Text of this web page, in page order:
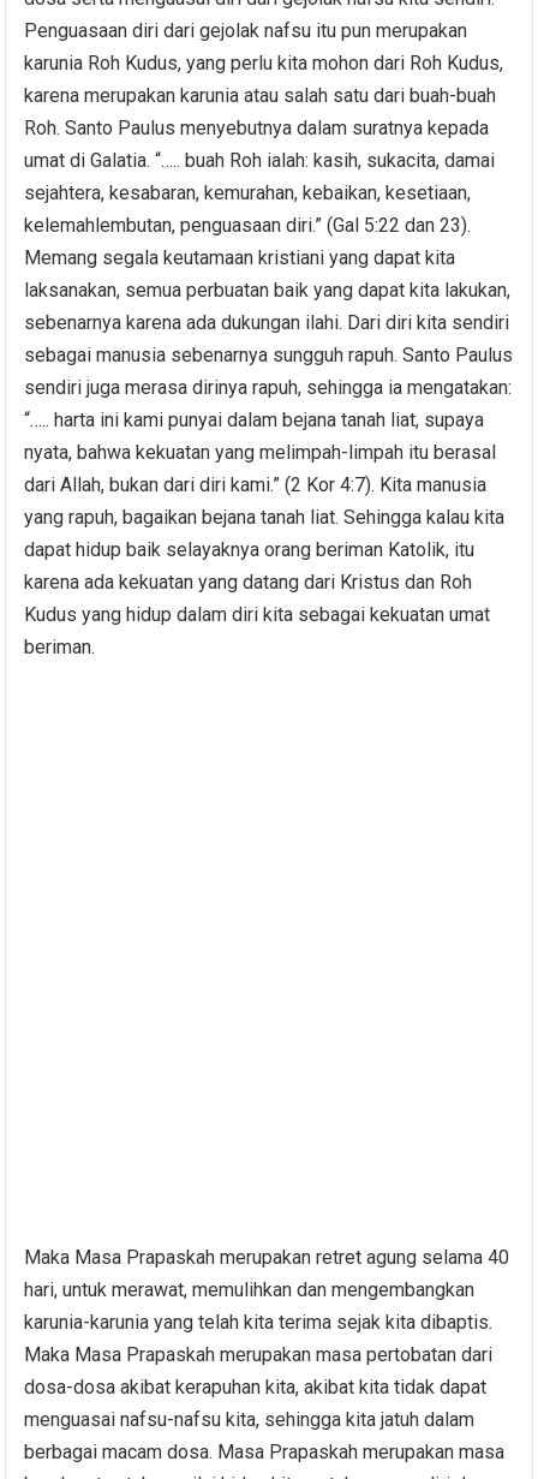
Penguasaan diri dari gejolak nafsu itu pun merupakan
karunia Roh Kudus, yang perlu kita mohon dari Roh Kudus,
karena merupakan karunia atau salah satu dari buah-buah
Roh. Santo Paulus menyebutnya dalam suratnya kepada
umat di Galatia. “….. buah Roh ialah: kasih, sukacita, damai
sejahtera, kesabaran, kemurahan, kebaikan, kesetiaan,
kelemahlembutan, penguasaan diri.” (Gal 5:22 dan 23).
Memang segala keutamaan kristiani yang dapat kita
laksanakan, semua perbuatan baik yang dapat kita lakukan,
sebenarnya karena ada dukungan ilahi. Dari diri kita sendiri
sebagai manusia sebenarnya sungguh rapuh. Santo Paulus
sendiri juga merasa dirinya rapuh, sehingga ia mengatakan:
“….. harta ini kami punyai dalam bejana tanah liat, supaya
nyata, bahwa kekuatan yang melimpah-limpah itu berasal
dari Allah, bukan dari diri kami.” (2 Kor 4:7). Kita manusia
yang rapuh, bagaikan bejana tanah liat. Sehingga kalau kita
dapat hidup baik selayaknya orang beriman Katolik, itu
karena ada kekuatan yang datang dari Kristus dan Roh
Kudus yang hidup dalam diri kita sebagai kekuatan umat
beriman.
Maka Masa Prapaskah merupakan retret agung selama 40
hari, untuk merawat, memulihkan dan mengembangkan
karunia-karunia yang telah kita terima sejak kita dibaptis.
Maka Masa Prapaskah merupakan masa pertobatan dari
dosa-dosa akibat kerapuhan kita, akibat kita tidak dapat
menguasai nafsu-nafsu kita, sehingga kita jatuh dalam
berbagai macam dosa. Masa Prapaskah merupakan masa